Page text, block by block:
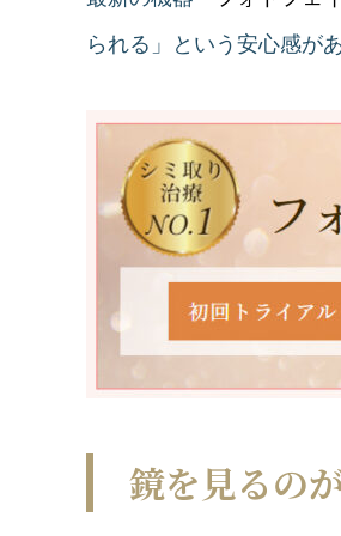
られる」という安心感が
鏡を見るの